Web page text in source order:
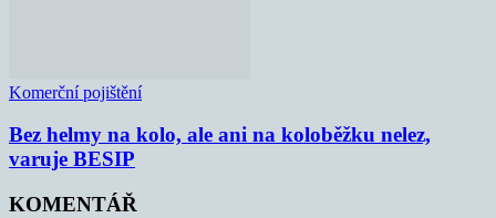
Komerční pojištění
Bez helmy na kolo, ale ani na koloběžku nelez,
varuje BESIP
KOMENTÁŘ